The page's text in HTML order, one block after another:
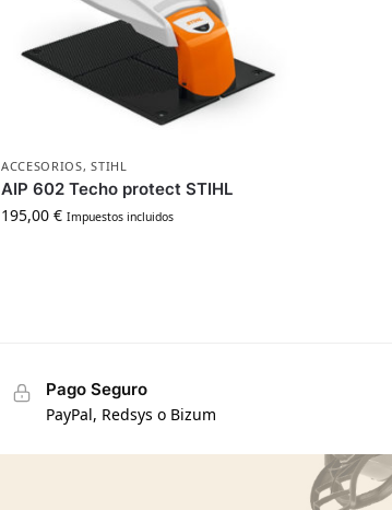
ACCESORIOS,STIHL
AIP 602 Techo protect STIHL
195,00 € Impuestos incluidos
Pago Seguro
PayPal, Redsys o Bizum